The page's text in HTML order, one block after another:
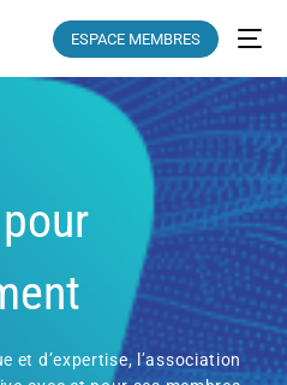
ESPACE MEMBRES
et d’expertise, l’association